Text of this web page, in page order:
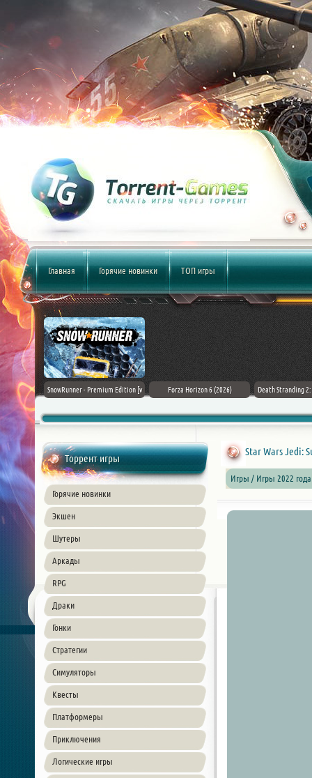
Главная Горячие новинки ТОП игры
Flag
PC
SnowRunner - Premium Edition [v
Forza Horizon 6 (2026) Death Stranding
Торрент игры
Горячие новинки
Экшен
Шутеры
Аркады
RPG
Драки
Гонки
Стратегии
Симуляторы
Квесты
Платформеры
Приключения
Логические игры
Star Wars Jedi:
Игры / Игры 2022